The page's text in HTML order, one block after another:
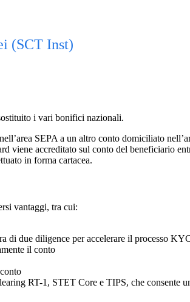
(SCT Inst)
i vari bonifici nazionali.
SEPA a un altro conto domiciliato
viene accreditato sul conto del beneficiario
in forma cartacea.
vantaggi, tra cui:
di due diligence per accelerare il processo
il conto
RT-1, STET Core e TIPS, che consente